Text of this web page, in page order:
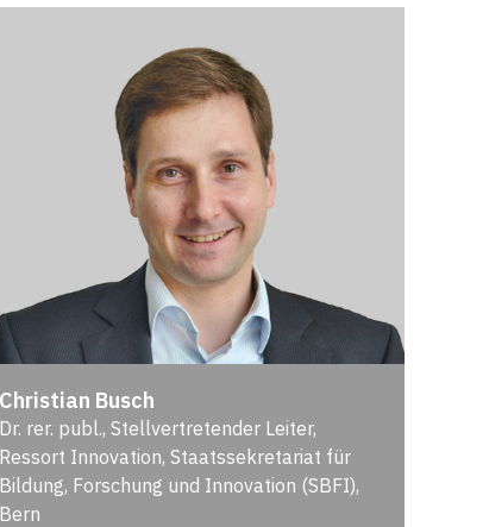
Christian Busch
Dr. rer. publ., Stellvertretender Leiter,
Ressort Innovation, Staatssekretariat für
Bildung, Forschung und Innovation (SBFI),
Bern